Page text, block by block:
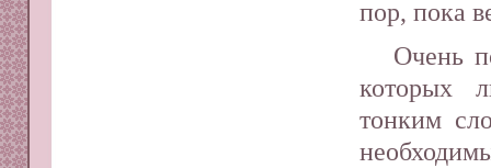
пор, пока
Очень
которых
тонким